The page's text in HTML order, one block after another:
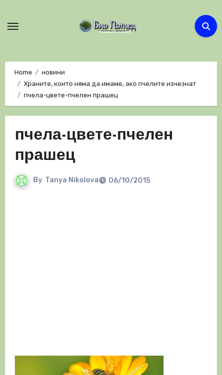
Home
новини
Храните, които няма да имаме, ако пчелите изчезнат
пчела-цвете-пчелен прашец
пчела-цвете-пчелен
прашец
By Tanya Nikolova 06/10/2015